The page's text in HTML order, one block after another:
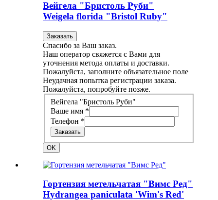
Вейгела "Бристоль Руби"
Weigela florida "Bristol Ruby"
Заказать
Спасибо за Ваш заказ.
Наш оператор свяжется с Вами для
уточнения метода оплаты и доставки.
Пожалуйста, заполните объязательное поле
Неудачная попытка регистрации заказа.
Пожалуйста, попробуйте позже.
Вейгела "Бристоль Руби"
Ваше имя *
Телефон *
Заказать
OK
Гортензия метельчатая "Вимс Ред"
Hydrangea paniculata 'Wim's Red'